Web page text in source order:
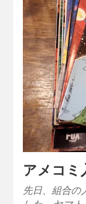
アメコミ
先日、組合の